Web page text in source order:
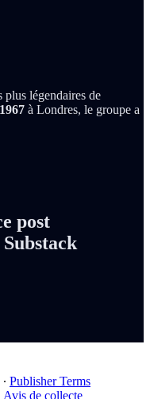
plus légendaires de
1967 à Londres, le groupe a
post
∙ Publisher Terms
Avis de collecte